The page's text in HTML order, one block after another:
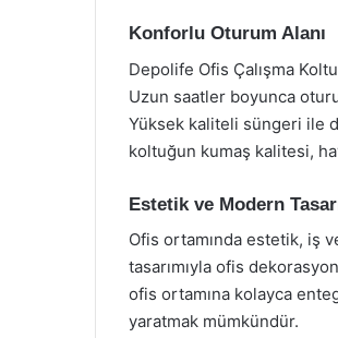
Konforlu Oturum Alanı
Depolife Ofis Çalışma
Uzun saatler boyunca
Yüksek kaliteli süngeri ile
koltuğun kumaş kalitesi,
Estetik ve Modern
Ofis ortamında estetik, iş
tasarımıyla ofis
ofis ortamına kolayca
yaratmak mümkündür.